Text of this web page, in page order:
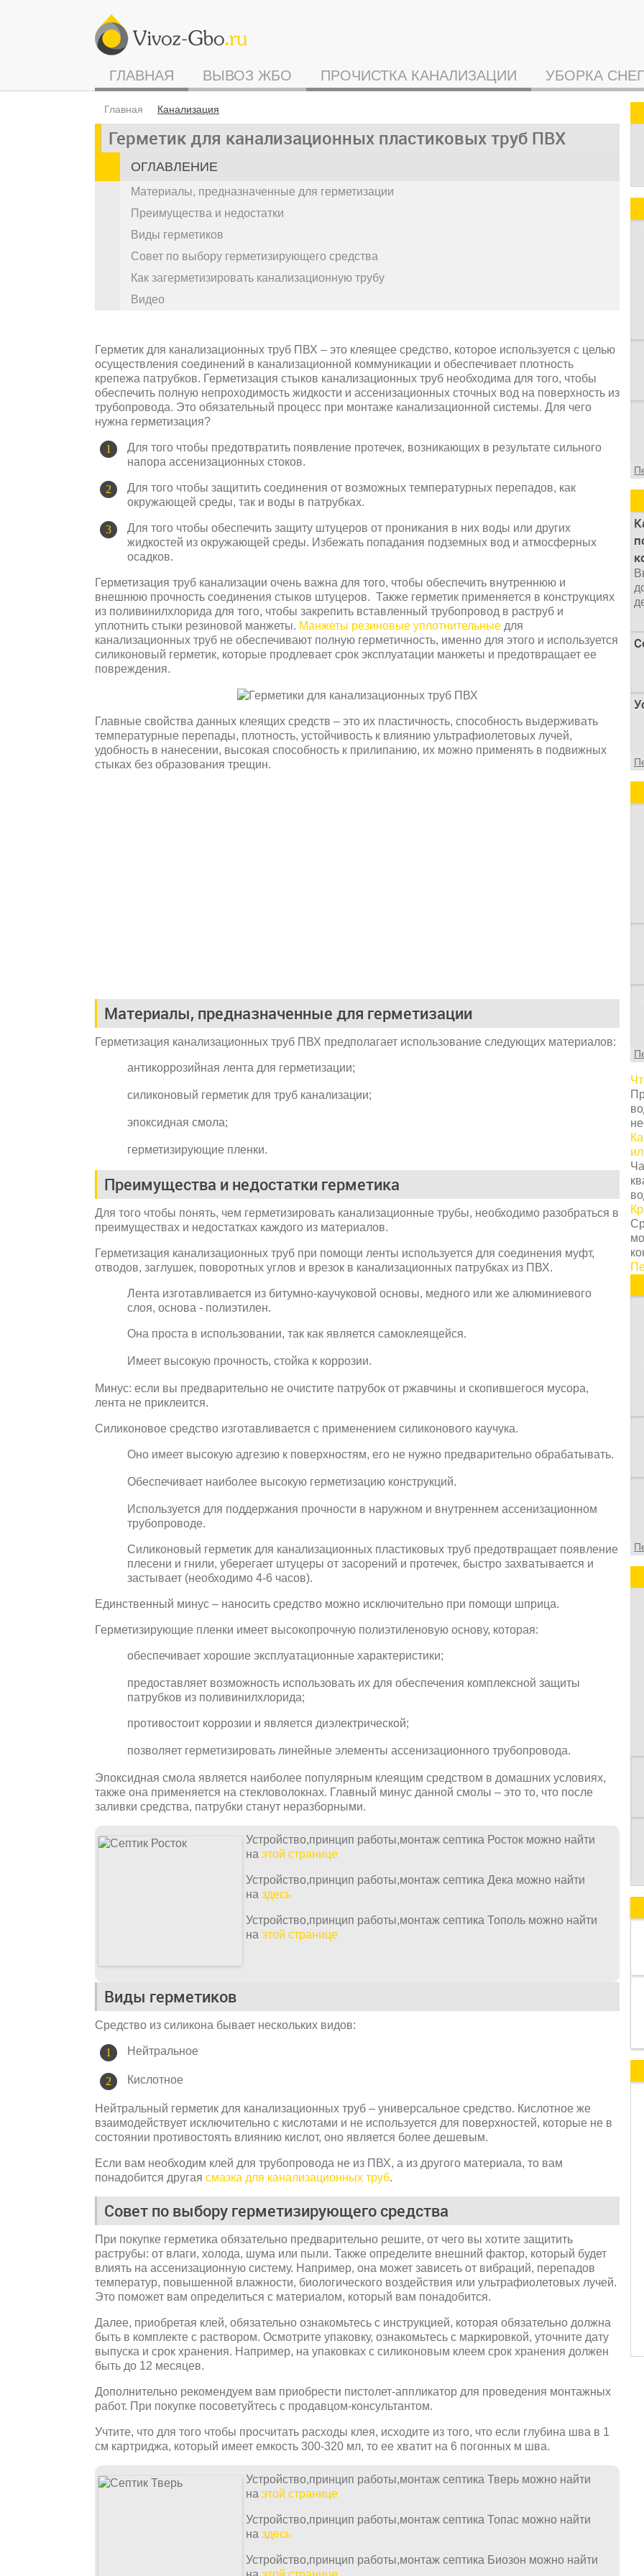
ГЛАВНАЯ ВЫВОЗ ЖБО ПРОЧИСТКА КАНАЛИЗАЦИИ УБОРКА
Главная Канализация
Герметик для канализационных пластиковых труб ПВХ
ОГЛАВЛЕНИЕ
Материалы, предназначенные для герметизации
Преимущества и недостатки
Виды герметиков
Совет по выбору герметизирующего средства
Как загерметизировать канализационную трубу
Видео
Герметик для канализационных труб ПВХ – это клеящее средство, которое используется с целью
осуществления соединений в канализационной коммуникации и обеспечивает плотность
крепежа патрубков. Герметизация стыков канализационных труб необходима для того, чтобы
обеспечить полную непроходимость жидкости и ассенизационных сточных вод на поверхность из
трубопровода. Это обязательный процесс при монтаже канализационной системы. Для чего
нужна герметизация?
Для того чтобы предотвратить появление протечек, возникающих в результате сильного
напора ассенизационных стоков.
Для того чтобы защитить соединения от возможных температурных перепадов, как
окружающей среды, так и воды в патрубках.
Для того чтобы обеспечить защиту штуцеров от проникания в них воды или других
жидкостей из окружающей среды. Избежать попадания подземных вод и атмосферных
осадков.
Герметизация труб канализации очень важна для того, чтобы обеспечить внутреннюю и
внешнюю прочность соединения стыков штуцеров. Также герметик применяется в конструкциях
из поливинилхлорида для того, чтобы закрепить вставленный трубопровод в раструб и
уплотнить стыки резиновой манжеты. Манжеты резиновые уплотнительные для
канализационных труб не обеспечивают полную герметичность, именно для этого и используется
силиконовый герметик, которые продлевает срок эксплуатации манжеты и предотвращает ее
повреждения.
Главные свойства данных клеящих средств – это их пластичность, способность выдерживать
температурные перепады, плотность, устойчивость к влиянию ультрафиолетовых лучей,
удобность в нанесении, высокая способность к прилипанию, их можно применять в подвижных
стыках без образования трещин.
Материалы, предназначенные для герметизации
Герметизация канализационных труб ПВХ предполагает использование следующих материалов:
антикоррозийная лента для герметизации;
силиконовый герметик для труб канализации;
эпоксидная смола;
герметизирующие пленки.
Преимущества и недостатки герметика
Для того чтобы понять, чем герметизировать канализационные трубы, необходимо разобраться в
преимуществах и недостатках каждого из материалов.
Герметизация канализационных труб при помощи ленты используется для соединения муфт,
отводов, заглушек, поворотных углов и врезок в канализационных патрубках из ПВХ.
Лента изготавливается из битумно-каучуковой основы, медного или же алюминиевого
слоя, основа - полиэтилен.
Она проста в использовании, так как является самоклеящейся.
Имеет высокую прочность, стойка к коррозии.
Минус: если вы предварительно не очистите патрубок от ржавчины и скопившегося мусора,
лента не приклеится.
Силиконовое средство изготавливается с применением силиконового каучука.
Оно имеет высокую адгезию к поверхностям, его не нужно предварительно обрабатывать.
Обеспечивает наиболее высокую герметизацию конструкций.
Используется для поддержания прочности в наружном и внутреннем ассенизационном
трубопроводе.
Силиконовый герметик для канализационных пластиковых труб предотвращает появление
плесени и гнили, уберегает штуцеры от засорений и протечек, быстро захватывается и
застывает (необходимо 4-6 часов).
Единственный минус – наносить средство можно исключительно при помощи шприца.
Герметизирующие пленки имеет высокопрочную полиэтиленовую основу, которая:
обеспечивает хорошие эксплуатационные характеристики;
предоставляет возможность использовать их для обеспечения комплексной защиты
патрубков из поливинилхлорида;
противостоит коррозии и является диэлектрической;
позволяет герметизировать линейные элементы ассенизационного трубопровода.
Эпоксидная смола является наиболее популярным клеящим средством в домашних условиях,
также она применяется на стекловолокнах. Главный минус данной смолы – это то, что после
заливки средства, патрубки станут неразборными.
Устройство,принцип работы,монтаж септика Росток можно найти
на этой странице
Устройство,принцип работы,монтаж септика Дека можно найти
на здесь
Устройство,принцип работы,монтаж септика Тополь можно найти
на этой странице
Виды герметиков
Средство из силикона бывает нескольких видов:
Нейтральное
Кислотное
Нейтральный герметик для канализационных труб – универсальное средство. Кислотное же
взаимодействует исключительно с кислотами и не используется для поверхностей, которые не в
состоянии противостоять влиянию кислот, оно является более дешевым.
Если вам необходим клей для трубопровода не из ПВХ, а из другого материала, то вам
понадобится другая смазка для канализационных труб.
Совет по выбору герметизирующего средства
При покупке герметика обязательно предварительно решите, от чего вы хотите защитить
раструбы: от влаги, холода, шума или пыли. Также определите внешний фактор, который будет
влиять на ассенизационную систему. Например, она может зависеть от вибраций, перепадов
температур, повышенной влажности, биологического воздействия или ультрафиолетовых лучей.
Это поможет вам определиться с материалом, который вам понадобится.
Далее, приобретая клей, обязательно ознакомьтесь с инструкцией, которая обязательно должна
быть в комплекте с раствором. Осмотрите упаковку, ознакомьтесь с маркировкой, уточните дату
выпуска и срок хранения. Например, на упаковках с силиконовым клеем срок хранения должен
быть до 12 месяцев.
Дополнительно рекомендуем вам приобрести пистолет-аппликатор для проведения монтажных
работ. При покупке посоветуйтесь с продавцом-консультантом.
Учтите, что для того чтобы просчитать расходы клея, исходите из того, что если глубина шва в 1
см картриджа, который имеет емкость 300-320 мл, то ее хватит на 6 погонных м шва.
Устройство,принцип работы,монтаж септика Тверь можно найти
на этой странице
Устройство,принцип работы,монтаж септика Топас можно найти
на здесь
Устройство,принцип работы,монтаж септика Биозон можно найти